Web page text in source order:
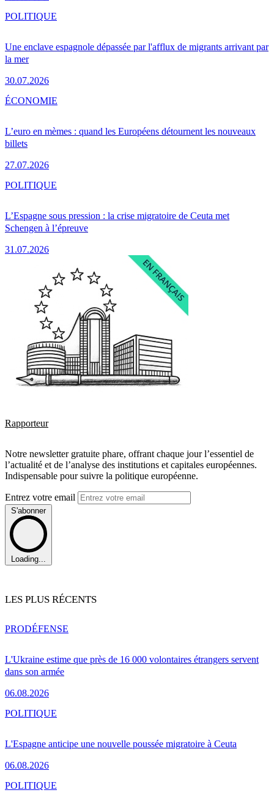
Une enclave espagnole dépassée par l'afflux de migrants arrivant par
la mer
30.07.2026
POLITIQUE
L’euro en mèmes : quand les Européens détournent les nouveaux
billets
27.07.2026
ÉCONOMIE
L’Espagne sous pression : la crise migratoire de Ceuta met
Schengen à l’épreuve
31.07.2026
POLITIQUE
Rapporteur
Notre newsletter gratuite phare, offrant chaque jour l’essentiel de
l’actualité et de l’analyse des institutions et capitales européennes.
Indispensable pour suivre la politique européenne.
Entrez votre email
S'abonner
Loading...
LES PLUS RÉCENTS
L'Ukraine estime que près de 16 000 volontaires étrangers servent
dans son armée
06.08.2026
PRODÉFENSE
L'Espagne anticipe une nouvelle poussée migratoire à Ceuta
06.08.2026
POLITIQUE
POLITIQUE